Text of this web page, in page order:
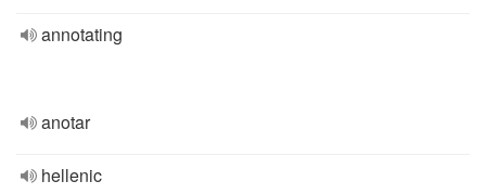
annotating
anotar
hellenic